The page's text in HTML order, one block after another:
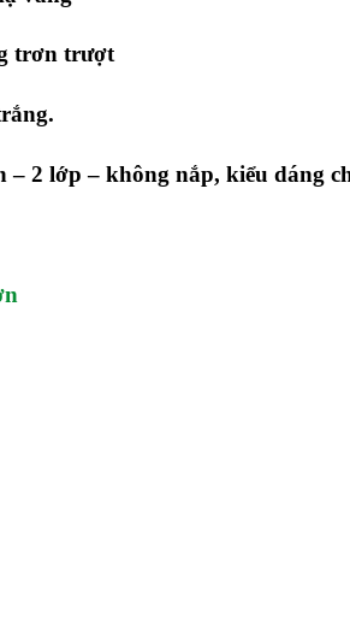
trơn trượt
2 lớp – không nắp, kiểu dáng